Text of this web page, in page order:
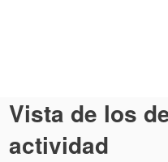
Vista de los
actividad